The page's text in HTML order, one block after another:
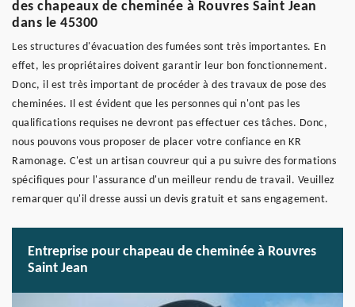
des chapeaux de cheminée à Rouvres Saint Jean
dans le 45300
Les structures d'évacuation des fumées sont très importantes. En
effet, les propriétaires doivent garantir leur bon fonctionnement.
Donc, il est très important de procéder à des travaux de pose des
cheminées. Il est évident que les personnes qui n'ont pas les
qualifications requises ne devront pas effectuer ces tâches. Donc,
nous pouvons vous proposer de placer votre confiance en KR
Ramonage. C'est un artisan couvreur qui a pu suivre des formations
spécifiques pour l'assurance d'un meilleur rendu de travail. Veuillez
remarquer qu'il dresse aussi un devis gratuit et sans engagement.
Entreprise pour chapeau de cheminée à Rouvres
Saint Jean